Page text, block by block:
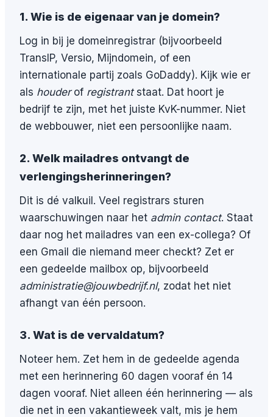
1. Wie is de eigenaar van je domein?
Log in bij je domeinregistrar (bijvoorbeeld
TransIP, Versio, Mijndomein, of een
internationale partij zoals GoDaddy). Kijk wie er
als houderof registrantstaat. Dat hoort je
bedrijf te zijn, met het juiste KvK-nummer. Niet
de webbouwer, niet een persoonlijke naam.
2. Welk mailadres ontvangt de
verlengingsherinneringen?
Dit is dé valkuil. Veel registrars sturen
waarschuwingen naar het admin contact. Staat
daar nog het mailadres van een ex-collega? Of
een Gmail die niemand meer checkt? Zet er
een gedeelde mailbox op, bijvoorbeeld
administratie@jouwbedrijf.nl, zodat het niet
afhangt van één persoon.
3. Wat is de vervaldatum?
Noteer hem. Zet hem in de gedeelde agenda
met een herinnering 60 dagen vooraf én 14
dagen vooraf. Niet alleen één herinnering — als
die net in een vakantieweek valt, mis je hem